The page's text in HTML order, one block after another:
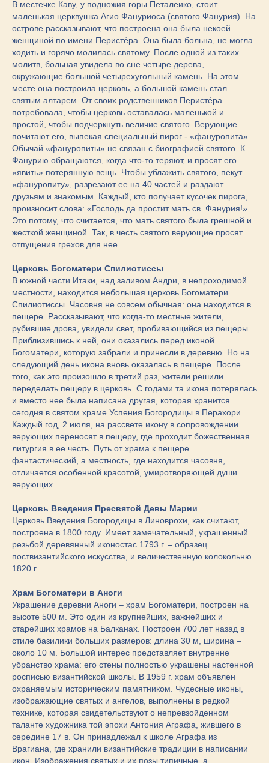
В местечке Каву, у подножия горы Петалеико, стоит
маленькая церквушка Агио Фануриоса (святого Фанурия). На
острове рассказывают, что построена она была некоей
женщиной по имени Перисте́ра. Она была больна, не могла
ходить и горячо молилась святому. После одной из таких
молитв, больная увидела во сне четыре дерева,
окружающие большой четырехугольный камень. На этом
месте она построила церковь, а большой камень стал
святым алтарем. От своих родственников Перисте́ра
потребовала, чтобы церковь оставалась маленькой и
простой, чтобы подчеркнуть величие святого. Верующие
почитают его, выпекая специальный пирог - «фануропита».
Обычай «фануропиты» не связан с биографией святого. К
Фанурию обращаются, когда что-то теряют, и просят его
«явить» потерянную вещь. Чтобы ублажить святого, пекут
«фануропиту», разрезают ее на 40 частей и раздают
друзьям и знакомым. Каждый, кто получает кусочек пирога,
произносит слова: «Господь да простит мать св. Фанурия!».
Это потому, что считается, что мать святого была грешной и
жесткой женщиной. Так, в честь святого верующие просят
отпущения грехов для нее.
Церковь Богоматери Спилиотиссы
В южной части Итаки, над заливом Андри, в непроходимой
местности, находится небольшая церковь Богоматери
Спилиотиссы. Часовня не совсем обычная: она находится в
пещере. Рассказывают, что когда-то местные жители,
рубившие дрова, увидели свет, пробивающийся из пещеры.
Приблизившись к ней, они оказались перед иконой
Богоматери, которую забрали и принесли в деревню. Но на
следующий день икона вновь оказалась в пещере. После
того, как это произошло в третий раз, жители решили
переделать пещеру в церковь. С годами та икона потерялась
и вместо нее была написана другая, которая хранится
сегодня в святом храме Успения Богородицы в Перахори.
Каждый год, 2 июля, на рассвете икону в сопровождении
верующих переносят в пещеру, где проходит божественная
литургия в ее честь. Путь от храма к пещере
фантастический, а местность, где находится часовня,
отличается особенной красотой, умиротворяющей души
верующих.
Церковь Введения Пресвятой Девы Марии
Церковь Введения Богородицы в Линоврохи, как считают,
построена в 1800 году. Имеет замечательный, украшенный
резьбой деревянный иконостас 1793 г. – образец
поствизантийского искусства, и величественную колокольню
1820 г.
Храм Богоматери в Аноги
Украшение деревни Аноги – храм Богоматери, построен на
высоте 500 м. Это один из крупнейших, важнейших и
старейших храмов на Балканах. Построен 700 лет назад в
стиле базилики больших размеров: длина 30 м, ширина –
около 10 м. Большой интерес представляет внутренне
убранство храма: его стены полностью украшены настенной
росписью византийской школы. В 1959 г. храм объявлен
охраняемым историческим памятником. Чудесные иконы,
изображающие святых и ангелов, выполнены в редкой
технике, которая свидетельствуют о непревзойденном
таланте художника той эпохи Антония Аграфа, жившего в
середине 17 в. Он принадлежал к школе Аграфа из
Врагиана, где хранили византийские традиции в написании
икон. Изображения святых и их позы типичные, а